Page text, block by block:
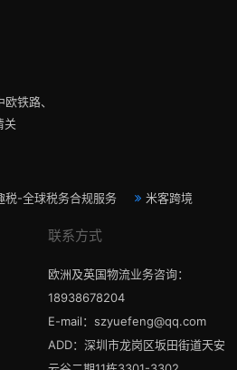
铁路、
关
税-全球税务合规服务 米客跨境
联系方式
欧洲及英国物流业务咨询：
18938678204
E-mail：szyuefeng@qq.com
ADD：深圳市龙岗区坂田街道天安